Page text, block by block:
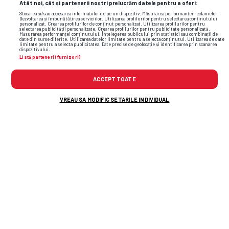
Atât noi, cât și partenerii noștri prelucrăm datele pentru a oferi:
Stocarea și/sau accesarea informațiilor de pe un dispozitiv. Măsurarea performanței reclamelor.
Dezvoltarea și îmbunătățirea serviciilor. Utilizarea profilurilor pentru selectarea conținutului
personalizat. Crearea profilurilor de conținut personalizat. Utilizarea profilurilor pentru
selectarea publicității personalizate. Crearea profilurilor pentru publicitate personalizată.
Măsurarea performanței conținutului. Înțelegerea publicului prin statistici sau combinații de
date din surse diferite. Utilizarea datelor limitate pentru a selecta conținutul. Utilizarea de date
limitate pentru a selecta publicitatea. Date precise de geolocație și identificarea prin scanarea
dispozitivului.
Listă parteneri (furnizori)
ACCEPT TOATE
VREAU SA MODIFIC SETARILE INDIVIDUAL